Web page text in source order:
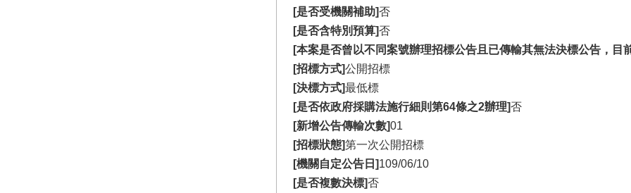
[是否受機關補助]否
[是否含特別預算]否
[本案是否曾以不同案號辦理招標公告且已傳輸其無法決標公告，目
[招標方式]公開招標
[決標方式]最低標
[是否依政府採購法施行細則第64條之2辦理]否
[新增公告傳輸次數]01
[招標狀態]第一次公開招標
[機關自定公告日]109/06/10
[是否複數決標]否